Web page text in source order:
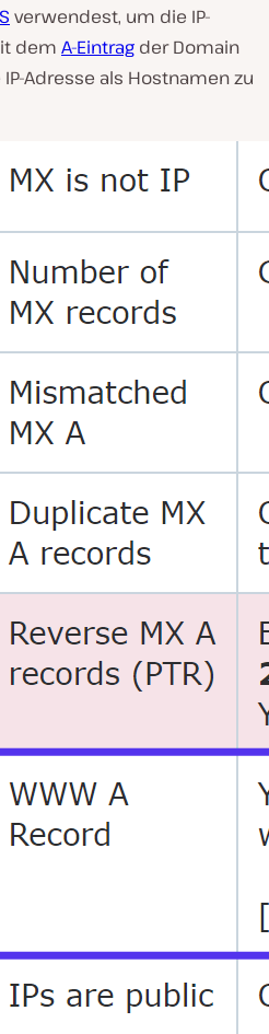
verwendest, um die IP-
dem A-Eintrag der Domain
Adresse als Hostnamen zu